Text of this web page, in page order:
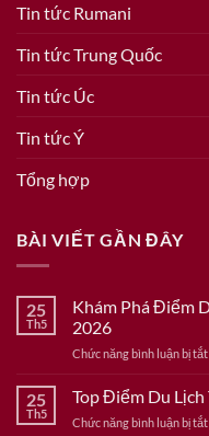
Tin tức Rumani
Tin tức Trung Quốc
Tin tức Úc
Tin tức Ý
Tổng hợp
BÀI VIẾT GẦN ĐÂY
25
Th5
Khám Phá Điểm
2026
Chức năng bình luận bị tắtở
25
Th5
Top Điểm Du
Chức năng bình luận bị tắtở